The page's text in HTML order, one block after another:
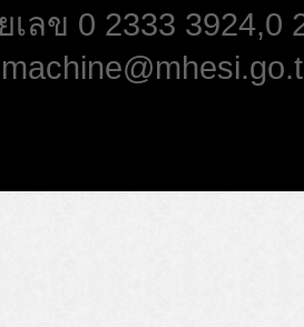
ลข 0 2333 3924,0